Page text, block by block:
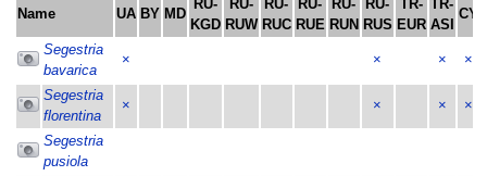
Name UA BY MD
RU-
KGD
RU-
RUW
RU-
RUC
RU-
RUE
RU-
RUN
RU-
RUS
TR-
EUR
TR-
ASI
CY
Segestria
bavarica
× × × ×
Segestria
florentina
× × × ×
Segestria
pusiola